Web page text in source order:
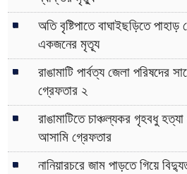
অতি বৃষ্টিপাতে বাঘাইছড়িতে
একজনের মৃত্যূ
রাঙামাটি পার্বত্য জেলা পরিষদের
গ্রেফতার ২
রাঙামাটিতে চাঞ্চল্যকর গৃহবধু
আসামি গ্রেফতার
নানিয়ারচরে জাম পাড়তে গিয়ে